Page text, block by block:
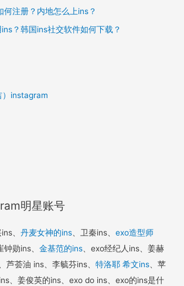
何注册？内地怎么上ins？
？韩国ins社交软件如何下载？
）instagram
明星账号
ins、丹麦女神的ins、卫秦ins、exo造型师
钟勋ins、金基范的ins、exo经纪人ins、姜赫
芦荟油 ins、李毓芬ins、特洛耶 希文ins、苹
、姜俊英的ins、exo do ins、exo的ins是什